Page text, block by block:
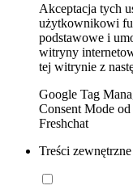
Akceptacja tych
użytkownikowi
podstawowe i
witryny
tej witrynie z
Google Tag
Consent Mode
Freshchat
Treści zewnętrzne